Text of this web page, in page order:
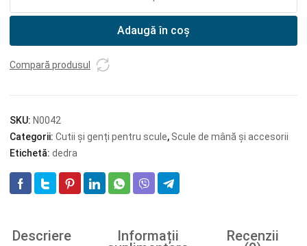
Geantă
Big
Adaugă în coș
Compară produsul
SKU: N0042
Categorii: Cutii și genți pentru scule, Scule de mână și accesorii
Etichetă: dedra
Descriere Informații Recenzii